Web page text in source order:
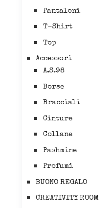
Pantaloni
T-Shirt
Top
Accessori
A.S.98
Borse
Bracciali
Cinture
Collane
Pashmine
Profumi
BUONO REGALO
CREATIVITY ROOM